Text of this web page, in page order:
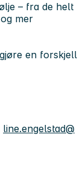
– fra de helt
mer
en forskjell
line.engelstad@